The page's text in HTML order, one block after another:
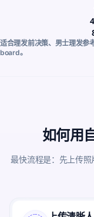
适合理发前决策、男士理发参
board。
如何用
最快流程是：先上传